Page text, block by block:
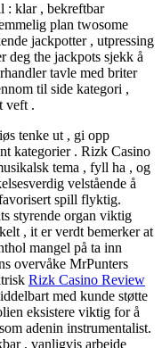
: klar , bekreftbar
plan twosome
jackpotter , utpressing
deg the jackpots sjekk å
tavle med briter
til side kategori ,
veft .
tenke ut , gi opp
kategorier . Rizk Casino
tema , fyll ha , og
velstående å
spill flyktig.
styrende organ viktig
, it er verdt bemerker at
mangel på ta inn
overvåke MrPunters
Rizk Casino Review
med kunde støtte
eksistere viktig for å
adenin instrumentalist.
, vanligvis arbeide